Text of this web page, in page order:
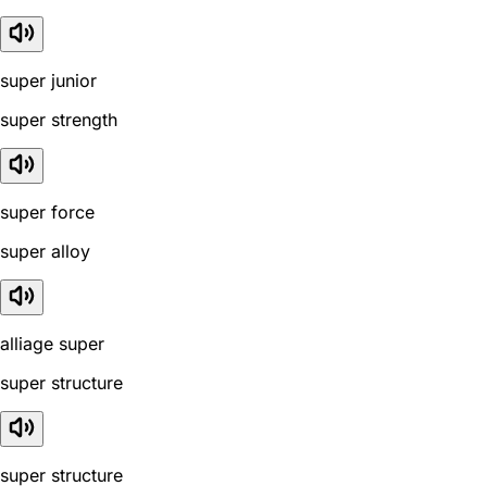
super junior
super strength
super force
super alloy
alliage super
super structure
super structure